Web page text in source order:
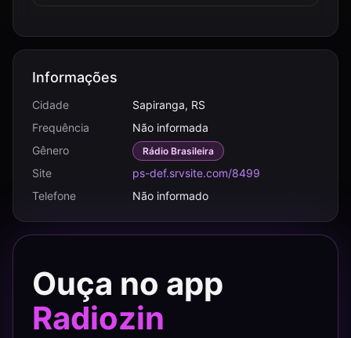
Informações
Cidade
Sapiranga, RS
Frequência
Não informada
Gênero
Rádio Brasileira
Site
ps-def.srvsite.com/8499
Telefone
Não informado
Ouça no app
Radiozin